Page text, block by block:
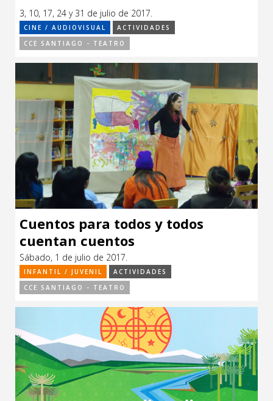
3, 10, 17, 24 y 31 de julio de 2017.
CINE / AUDIOVISUAL
ACTIVIDADES
CCE SANTIAGO - TEATRO
Cuentos para todos y todos
cuentan cuentos
Sábado, 1 de julio de 2017.
INFANTIL / JUVENIL
ACTIVIDADES
CCE SANTIAGO - TEATRO